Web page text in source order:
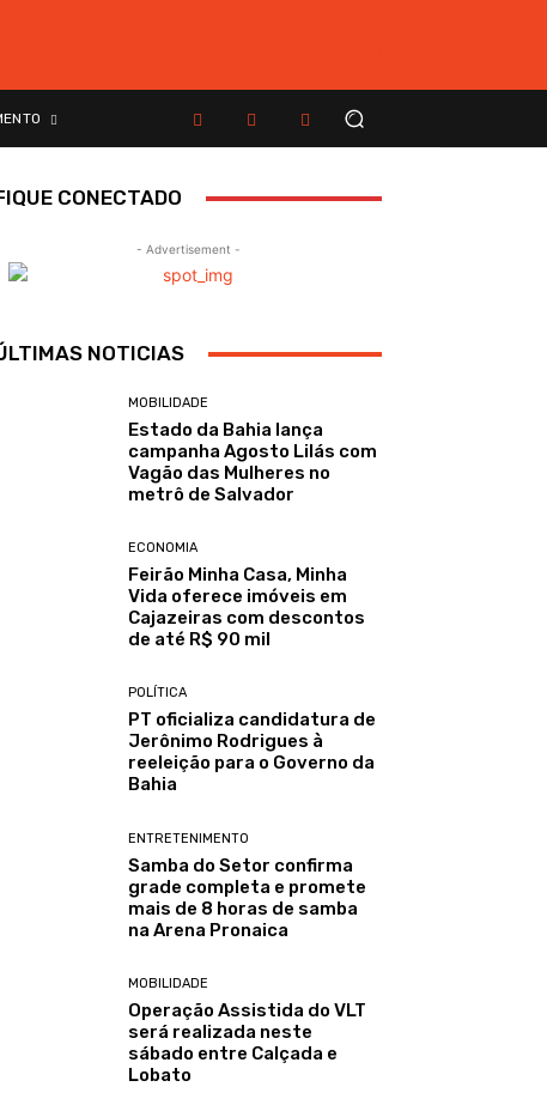
CONECTADO
- Advertisement -
NOTICIAS
MOBILIDADE
Estado da Bahia lança
campanha Agosto Lilás com
Vagão das Mulheres no
metrô de Salvador
ECONOMIA
Feirão Minha Casa, Minha
Vida oferece imóveis em
Cajazeiras com descontos
de até R$ 90 mil
POLÍTICA
PT oficializa candidatura de
Jerônimo Rodrigues à
reeleição para o Governo da
Bahia
ENTRETENIMENTO
Samba do Setor confirma
grade completa e promete
mais de 8 horas de samba
na Arena Pronaica
MOBILIDADE
Operação Assistida do VLT
será realizada neste
sábado entre Calçada e
Lobato